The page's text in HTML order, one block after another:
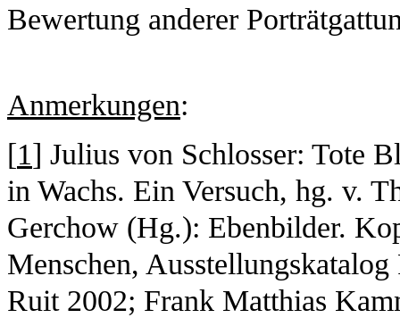
Bewertung anderer
Anmerkungen:
[1] Julius von Schlosser: Tote
in Wachs. Ein Versuch, hg. v.
Gerchow (Hg.): Ebenbilder.
Menschen,
Ruit 2002; Frank Matthias